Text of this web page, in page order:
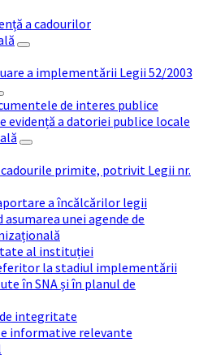
a cadourilor
a implementării Legii 52/2003
de interes publice
evidență a datoriei publice locale
primite, potrivit Legii nr.
a încălcărilor legii
unei agende de
al instituției
la stadiul implementării
în SNA și în planul de
integritate
informative relevante